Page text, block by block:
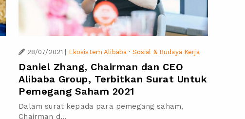
28/07/2021 | Ekosistem Alibaba · Sosial & Budaya Kerja
Daniel Zhang, Chairman dan CEO
Alibaba Group, Terbitkan Surat Untuk
Pemegang Saham 2021
Dalam surat kepada para pemegang saham,
Chairman d...